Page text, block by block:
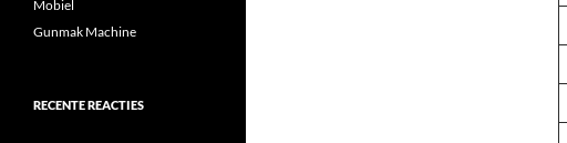
Mobiel
Gunmak Machine
RECENTE REACTIES